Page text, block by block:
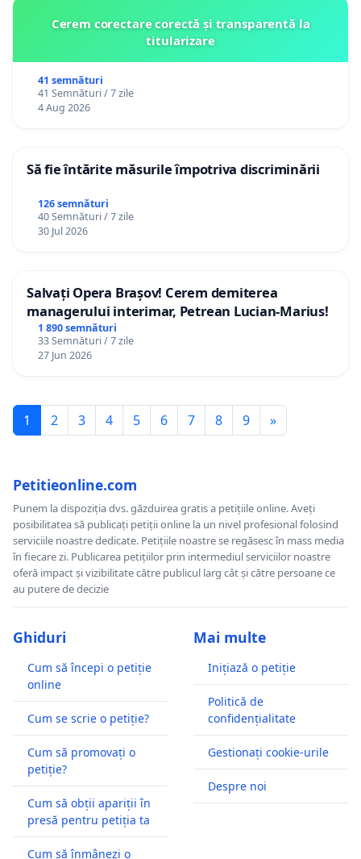
Cerem corectare corectă și transparentă la
titularizare
41 semnături
41 Semnături / 7 zile
4 Aug 2026
Să fie întărite măsurile împotriva discriminării
126 semnături
40 Semnături / 7 zile
30 Jul 2026
Salvați Opera Brașov! Cerem demiterea
managerului interimar, Petrean Lucian-Marius!
1 890 semnături
33 Semnături / 7 zile
27 Jun 2026
1 2 3 4 5 6 7 8 9 »
Petitieonline.com
Punem la dispoziția dvs. găzduirea gratis a petițiile online. Aveți
posibilitatea să publicați petiții online la un nivel profesional folosind
serviciile noastre dedicate. Petițiile noastre se regăsesc în mass media
în fiecare zi. Publicarea petițiilor prin intermediul serviciilor noastre
oferă impact și vizibilitate către publicul larg cât și către persoane ce
au putere de decizie
Ghiduri
Cum să începi o petiție
online
Cum se scrie o petiție?
Cum să promovați o
petiție?
Cum să obții apariții în
presă pentru petiția ta
Cum să înmânezi o
Mai multe
Inițiază o petiție
Politică de
confidențialitate
Gestionați cookie-urile
Despre noi